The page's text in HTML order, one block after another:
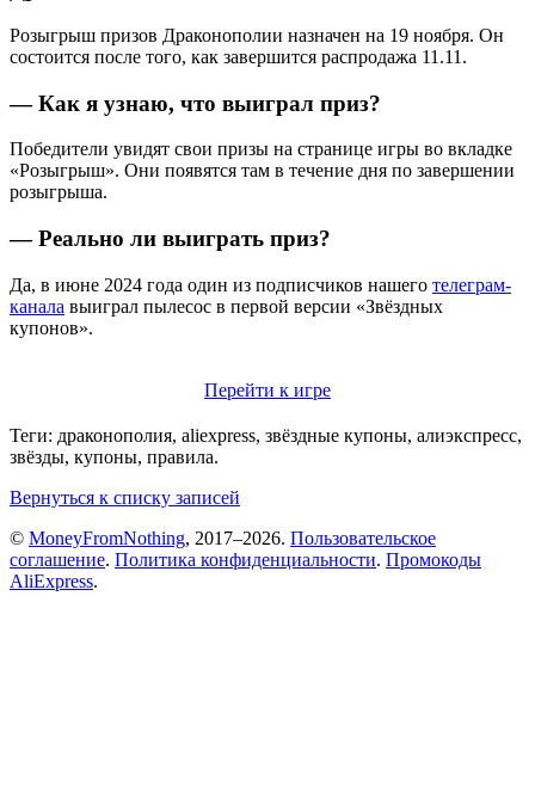
Розыгрыш призов Драконополии назначен на 19 ноября. Он
состоится после того, как завершится распродажа 11.11.
— Как я узнаю, что выиграл приз?
Победители увидят свои призы на странице игры во вкладке
«Розыгрыш». Они появятся там в течение дня по завершении
розыгрыша.
— Реально ли выиграть приз?
Да, в июне 2024 года один из подписчиков нашего телеграм-
канала выиграл пылесос в первой версии «Звёздных
купонов».
Перейти к игре
Теги: драконополия, aliexpress, звёздные купоны, алиэкспресс,
звёзды, купоны, правила.
Вернуться к списку записей
© MoneyFromNothing, 2017–2026. Пользовательское
соглашение. Политика конфиденциальности. Промокоды
AliExpress.